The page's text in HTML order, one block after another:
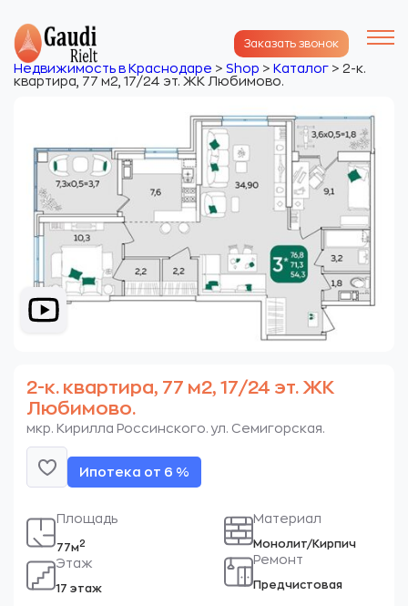
Заказать звонок
Недвижимость в Краснодаре > Shop > Каталог > 2-к.
квартира, 77 м2, 17/24 эт. ЖК Любимово.
2-к. квартира, 77 м2, 17/24 эт. ЖК
Любимово.
мкр. Кирилла Россинского. ул. Семигорская.
Ипотека от 6 %
Площадь
77м2
Этаж
17 этаж
Материал
Монолит/Кирпич
Ремонт
Предчистовая